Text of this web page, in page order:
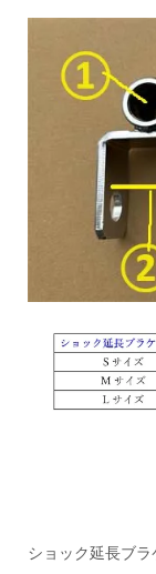
ショック延長ブ